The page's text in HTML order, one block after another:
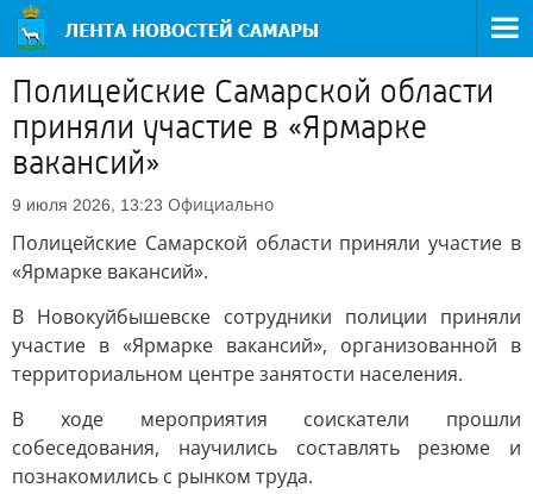
Полицейские Самарской области
приняли участие в «Ярмарке
вакансий»
9 июля 2026, 13:23 Официально
Полицейские Самарской области приняли участие в
«Ярмарке вакансий».
В Новокуйбышевске сотрудники полиции приняли
участие в «Ярмарке вакансий», организованной в
территориальном центре занятости населения.
В ходе мероприятия соискатели прошли
собеседования, научились составлять резюме и
познакомились с рынком труда.